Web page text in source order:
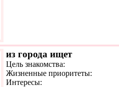
из города ищет
Цель знакомства:
Жизненные приоритеты:
Интересы: